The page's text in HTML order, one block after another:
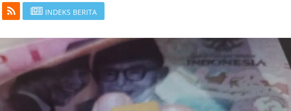
INDEKS BERITA